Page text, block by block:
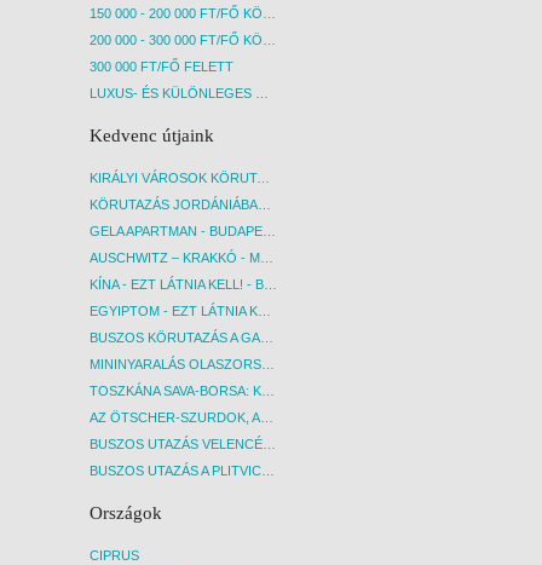
150 000 - 200 000 FT/FŐ KÖZÖTT
200 000 - 300 000 FT/FŐ KÖZÖTT
300 000 FT/FŐ FELETT
LUXUS- ÉS KÜLÖNLEGES UTAK
Kedvenc útjaink
KIRÁLYI VÁROSOK KÖRUTAZÁS KÖZVETLEN REPÜLŐJÁRATTAL - BUDAPEST, REPÜLŐ
KÖRUTAZÁS JORDÁNIÁBAN, HOLT-TENGERI PIHENÉSSEL - BUDAPEST, REPÜLŐ
GELA APARTMAN - BUDAPEST, REPÜLŐ
AUSCHWITZ – KRAKKÓ - MEGRÁZÓ IDŐUTAZÁS! - BUDAPEST, BUSZ
KÍNA - EZT LÁTNIA KELL! - BUDAPEST, REPÜLŐ
EGYIPTOM - EZT LÁTNIA KELL! - BUDAPEST, REPÜLŐ
BUSZOS KÖRUTAZÁS A GARDA-TÓ KÖRNYÉKÉN - BUDAPEST, BUSZ
MININYARALÁS OLASZORSZÁGBAN: ÉSZAK-OLASZ GYÖNGYSZEMEK NYOMÁBAN - BUDAPEST, BUSZ
TOSZKÁNA SAVA-BORSA: KÓSTOLÓK ÉS KULTURÁLIS UTAZÁS - BUDAPEST, BUSZ
AZ ÖTSCHER-SZURDOK, AUSZTRIA GRAND CANYONJA - BUDAPEST, BUSZ
BUSZOS UTAZÁS VELENCÉBE - BUDAPEST, BUSZ
BUSZOS UTAZÁS A PLITVICEI-TAVAK NEMZETI PARKBA - BUDAPEST, BUSZ
Országok
CIPRUS